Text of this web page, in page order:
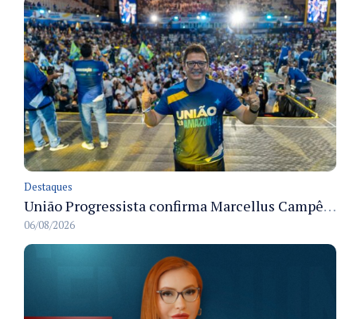
Destaques
União Progressista confirma Marcellus Campêlo como candidato a deputado estadual
06/08/2026